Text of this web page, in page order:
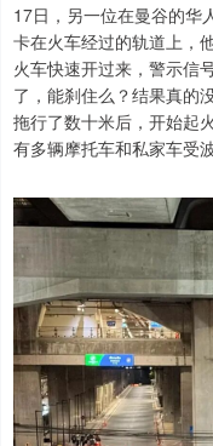
17日，另一位在曼谷的华
卡在火车经过的轨道上，
火车快速开过来，警示信
了，能刹住么？结果真的
拖行了数十米后，开始起
有多辆摩托车和私家车受